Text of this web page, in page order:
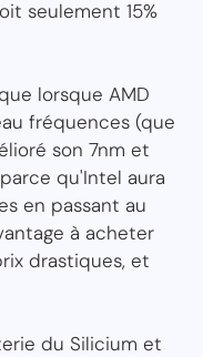
seulement 15%
lorsque AMD
fréquences (que
son 7nm et
qu'Intel aura
en passant au
à acheter
drastiques, et
du Silicium et